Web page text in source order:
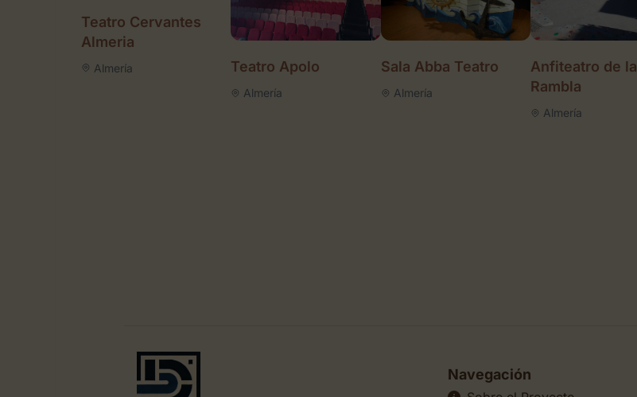
Teatro Cervantes
Almeria
Almería Teatro Apolo
Almería
Sala Abba Teatro
Almería
Anfiteatro de la
Rambla
Almería
Navegación